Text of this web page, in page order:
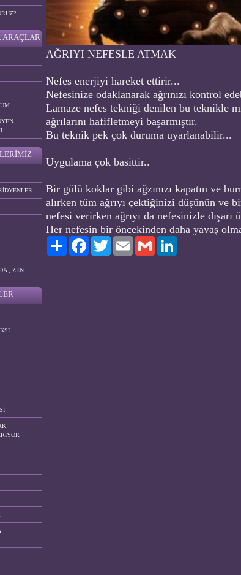
ARAÇLAR
, ZEN ...
AĞRIYI NEFESLE ATMAK
Nefes enerjiyi hareket ettirir...
Nefesinize odaklanarak ağrınızı kontrol
Lamaze nefes tekniği denilen bu teknikle
ağrılarını hafifletmeyi başarmıştır.
Bu teknik pek çok duruma uyarlanabilir...
Uygulama çok basittir..
Bir gülü koklar gibi ağzınızı kapatın ve
alırken tüm ağrıyı çektiğinizi düşünün ve
nefesi verirken ağrıyı da nefesinizle
Her nefesin bir öncekinden daha yavaş
Paylaş FacebookTwitter Email Gmail